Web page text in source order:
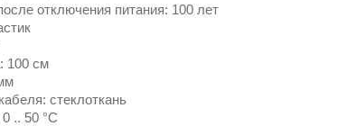
отключения питания: 100 лет
100 см
стеклоткань
.. 50 °C